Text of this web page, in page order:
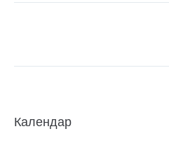
Календар